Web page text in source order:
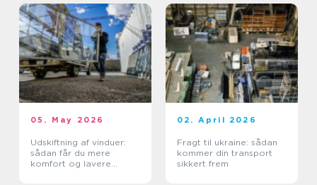
05. May 2026
Udskiftning af vinduer:
sådan får du mere
komfort og lavere
02. April 2026
Fragt til ukraine: sådan
kommer din transport
sikkert frem